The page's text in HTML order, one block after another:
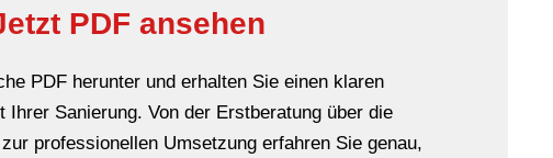
PDF ansehen
PDF herunter und erhalten Sie einen klaren
Ihrer Sanierung. Von der Erstberatung über die
professionellen Umsetzung erfahren Sie genau,